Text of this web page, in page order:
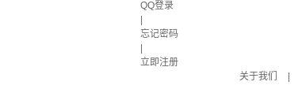
QQ登录
忘记密码
立即注册
关于我们